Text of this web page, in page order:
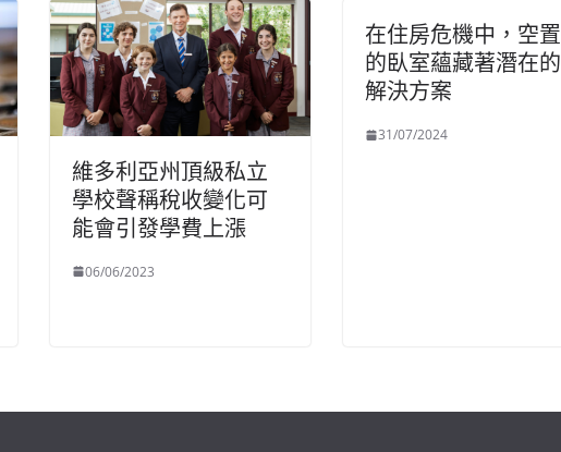
維多利亞州頂級私立
學校聲稱稅收變化可
能會引發學費上漲
06/06/2023
在住房危機中，空置
的臥室蘊藏著潛在的
解決方案
31/07/2024